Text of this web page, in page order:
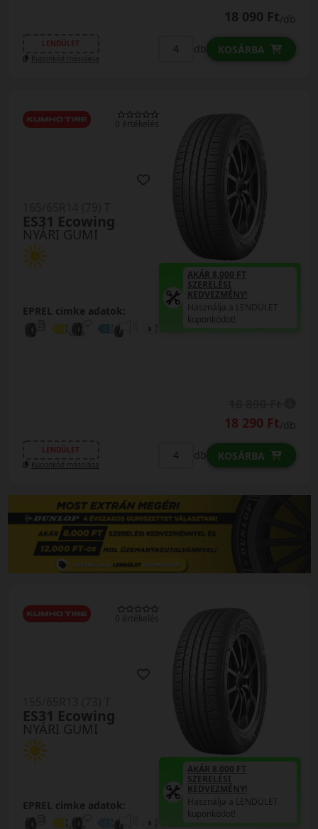
18 090 Ft/db
LENDÜLET
Kuponkód másolása
db KOSÁRBA
0 értékelés
NYÁRI GUMI
ES31 Ecowing
EPREL cimke adatok:
AKÁR 8.000 FT
SZERELÉSI
KEDVEZMÉNY!
Használja a LENDÜLET
kuponkódot!
18 290 Ft/db
LENDÜLET
Kuponkód másolása
db KOSÁRBA
0 értékelés
NYÁRI GUMI
ES31 Ecowing
EPREL cimke adatok:
AKÁR 8.000 FT
SZERELÉSI
KEDVEZMÉNY!
Használja a LENDÜLET
kuponkódot!